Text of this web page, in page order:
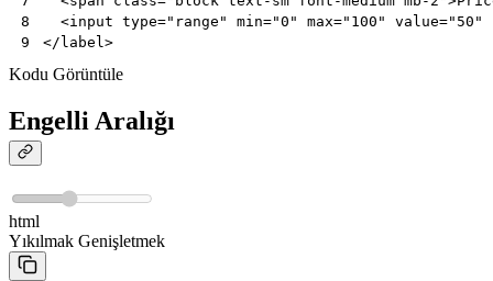
8
9
<input type="range" min="0" max="100" value="50"
</ label >
Kodu Görüntüle
Engelli Aralığı
html
Yıkılmak Genişletmek